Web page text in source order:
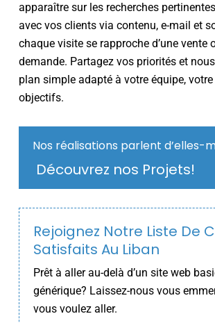
apparaître sur les recherches
avec vos clients via contenu, e-mail et
chaque visite se rapproche d’une vente
demande. Partagez vos priorités et
plan simple adapté à votre équipe,
objectifs.
Nos réalisations parlent d’elles-
Découvrez nos Projets!
Rejoignez Notre Liste De
Satisfaits Au Liban
Prêt à aller au-delà d’un site web
générique? Laissez-nous vous
vous voulez aller.